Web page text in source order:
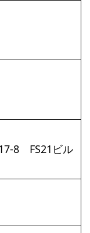
8 FS21ビル